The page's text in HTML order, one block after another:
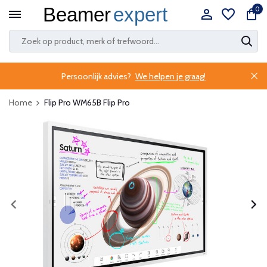
0
Persoonlijk advies? We helpen je graag!
Home Flip Pro WM65B Flip Pro